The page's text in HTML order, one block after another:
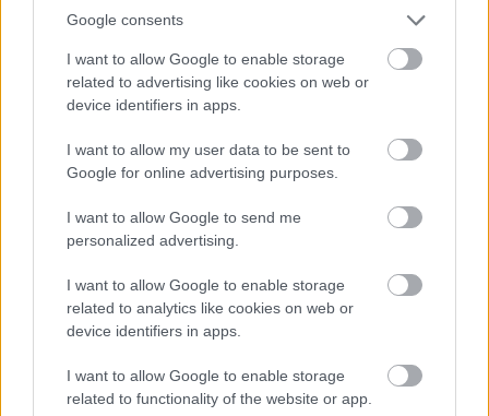
Google consents
I want to allow Google to enable storage
related to advertising like cookies on web or
device identifiers in apps.
I want to allow my user data to be sent to
Google for online advertising purposes.
I want to allow Google to send me
personalized advertising.
I want to allow Google to enable storage
related to analytics like cookies on web or
device identifiers in apps.
I want to allow Google to enable storage
related to functionality of the website or app.
κλάδος παραμένει εύρωστος και τα μη
εξυπηρετούμενα δάνεια υποχωρούν αλλά με πιο
αργούς ρυθμούς. Τέλος, επιμένοντας στο
εξωτερικό χρέος,έδωσε εύσημα για βελτίωση
οποίων και η χώρα μας: Ισπανία, Πορτογαλία,
Γαλλία, Ελλάδα και Ιταλία. Ταυτόχρονα, σε 2
χώρες (Σλοβακία και Ρουμανία) υπήρξε
επιδείνωση.